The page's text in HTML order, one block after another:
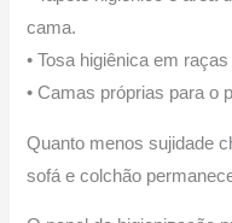
cama.
• Tosa higiênica em
• Camas próprias para o
Quanto menos sujidade
sofá e colchão